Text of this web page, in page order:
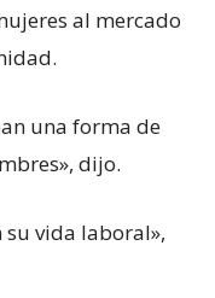
al mercado
una forma de
dijo.
vida laboral»,